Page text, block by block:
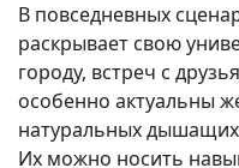
В повседневных
раскрывает свою
городу, встреч с
особенно актуальны
натуральных
Их можно носить